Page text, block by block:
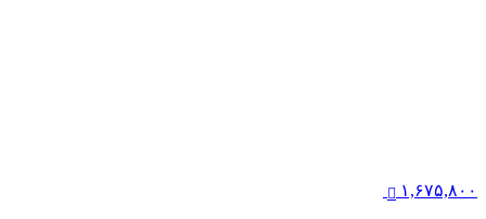
۱,۶۷۵,۸۰۰